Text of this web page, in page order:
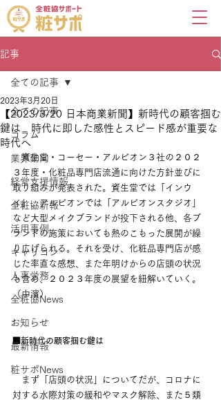
記事
全ての記事
コラム
業界動向
経営支援情報
全粧協新報
活用事例
キャリコン
人事労務
全粧協News
お知らせ
最新情報
粧サポNews
全ての記事
【2023/3/20 日本商業新聞】新時代の顧客掴む
鍵は 時代に即した感性とスピード感が重要な
時代へ
2023年3月20日
資生堂・コーセー・アルビオン３社の２０２
３年度・化粧品専門店流通に向けた方針並びに
取り組みが発表された。資生堂では「インウ
イ」、アルビオンでは「アルビオンスタジオ」
など大型メイクブランドが投下される他、各ブ
ランドの施策においても熱のこもった展開が繰
り広げられる。それを受け、化粧品専門店が感
じた率直な感想、また年明けからの店頭の状況
も含め、２０２３年度の展望を紐解いていく。
（中濱）
■新時代の顧客掴む鍵は
まず「店頭の状況」についてだが、コロナに
対する水際対策の緩和やマスク解除、また５類